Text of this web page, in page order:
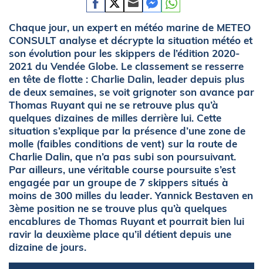
Chaque jour, un expert en météo marine de METEO
CONSULT analyse et décrypte la situation météo et
son évolution pour les skippers de l’édition 2020-
2021 du Vendée Globe. Le classement se resserre
en tête de flotte : Charlie Dalin, leader depuis plus
de deux semaines, se voit grignoter son avance par
Thomas Ruyant qui ne se retrouve plus qu’à
quelques dizaines de milles derrière lui. Cette
situation s’explique par la présence d’une zone de
molle (faibles conditions de vent) sur la route de
Charlie Dalin, que n’a pas subi son poursuivant.
Par ailleurs, une véritable course poursuite s’est
engagée par un groupe de 7 skippers situés à
moins de 300 milles du leader. Yannick Bestaven en
3ème position ne se trouve plus qu’à quelques
encablures de Thomas Ruyant et pourrait bien lui
ravir la deuxième place qu’il détient depuis une
dizaine de jours.